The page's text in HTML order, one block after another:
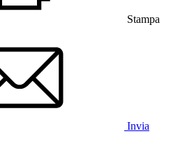
Stampa
Invia